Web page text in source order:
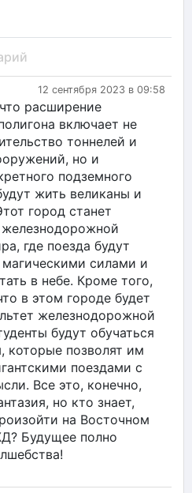
12 сентября 2023 в 09:58
расширение
включает не
тоннелей и
но и
подземного
жить великаны и
город станет
где поезда будут
магическими силами и
в небе. Кроме того,
в этом городе будет
железнодорожной
будут обучаться
которые позволят им
поездами с
Все это, конечно,
но кто знает,
на Восточном
Будущее полно